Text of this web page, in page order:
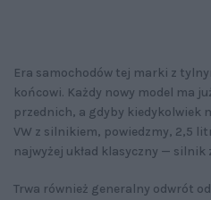
Era samochodów tej marki z
końcowi. Każdy nowy model ma
przednich, a gdyby kiedykolwiek
VW z silnikiem, powiedzmy, 2,5
najwyżej układ klasyczny — silnik
Trwa również generalny odwrót